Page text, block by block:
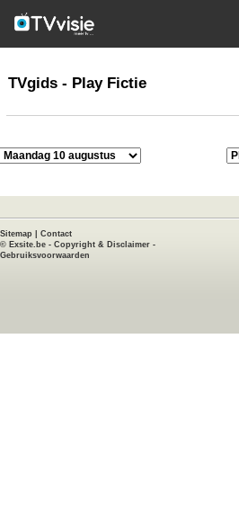
TVgids
TVgids - Play Fictie
Sitemap
Contact
© Exsite.be - Copyright & Disclaimer -
Gebruiksvoorwaarden